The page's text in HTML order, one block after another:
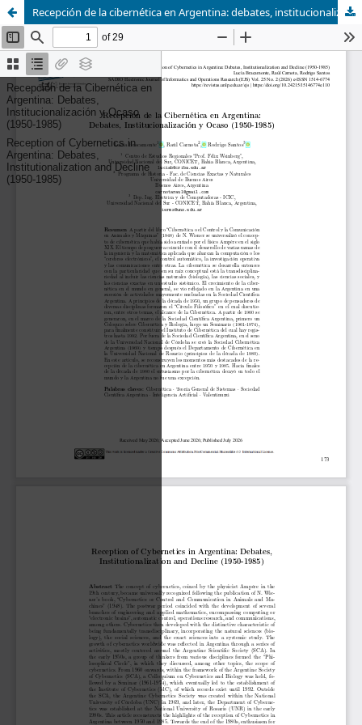
Recepción de la cibernética en Argentina: debates, institucionalización y ocaso (1950-1985)